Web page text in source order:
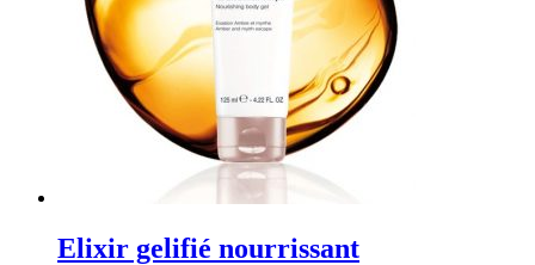
Elixir gelifié nourrissant